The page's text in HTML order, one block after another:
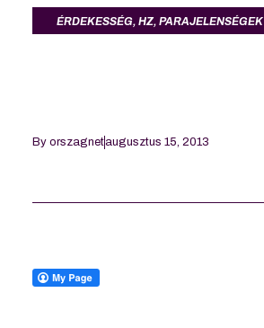
ÉRDEKESSÉG, HZ, PARAJELENSÉGEK
Byorszagnetaugusztus 15, 2013